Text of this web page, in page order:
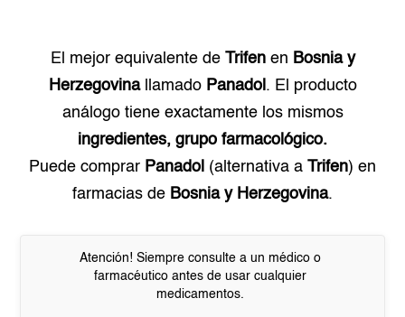
El mejor equivalente de Trifenen Bosnia y
Herzegovinallamado Panadol . El producto
análogo tiene exactamente los mismos
ingredientes, grupo farmacológico.
Puede comprar Panadol (alternativa a Trifen) en
farmacias de Bosnia y Herzegovina.
Atención! Siempre consulte a un médico o
farmacéutico antes de usar cualquier
medicamentos.